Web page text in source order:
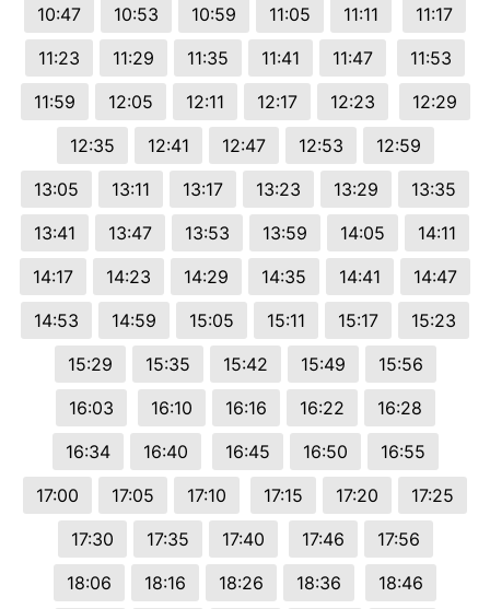
10:47
10:53 10:59 11:05 11:11
11:17
11:23
11:29 11:35 11:41 11:47
11:53
11:59
12:05 12:11 12:17 12:23
12:29
12:35
12:41 12:47 12:53
12:59
13:05
13:11 13:17 13:23 13:29
13:35
13:41
13:47 13:53 13:59 14:05
14:11
14:17
14:23 14:29 14:35 14:41
14:47
14:53
14:59 15:05 15:11 15:17
15:23
15:29
15:35 15:42 15:49
15:56
16:03
16:10 16:16 16:22
16:28
16:34
16:40 16:45 16:50
16:55
17:00
17:05 17:10 17:15 17:20
17:25
17:30
17:35 17:40 17:46
17:56
18:06
18:16 18:26 18:36
18:46